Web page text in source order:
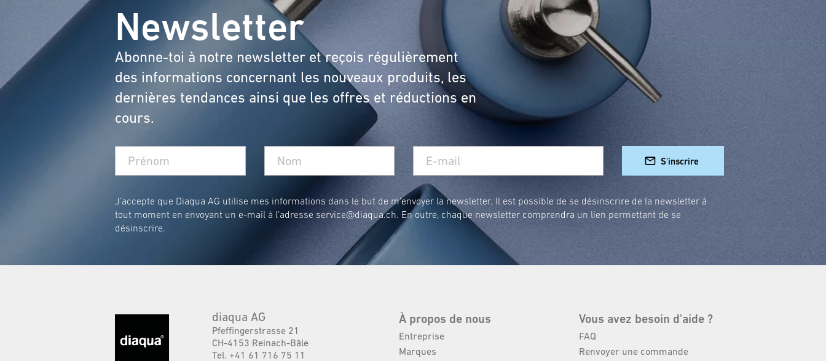
Newsletter
Abonne-toi à notre newsletter et reçois régulièrement
des informations concernant les nouveaux produits, les
dernières tendances ainsi que les offres et réductions en
cours.
S'inscrire
J’accepte que Diaqua AG utilise mes informations dans le but de m’envoyer la newsletter. Il est possible de se désinscrire de la newsletter à
tout moment en envoyant un e-mail à l’adresse service@diaqua.ch. En outre, chaque newsletter comprendra un lien permettant de se
désinscrire.
diaqua AG
Pfeffingerstrasse 21
CH-4153 Reinach-Bâle
Tel. +41 61 716 75 11
À propos de nous
Entreprise
Marques
Vous avez besoin d'aide ?
FAQ
Renvoyer une commande